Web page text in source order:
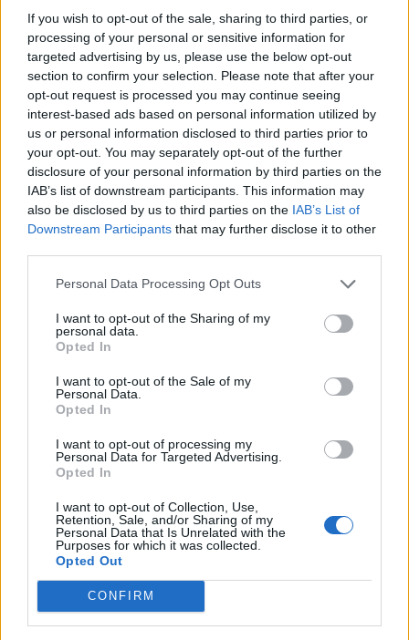
If you wish to opt-out of the sale, sharing to third parties, or
processing of your personal or sensitive information for
targeted advertising by us, please use the below opt-out
section to confirm your selection. Please note that after your
opt-out request is processed you may continue seeing
interest-based ads based on personal information utilized by
us or personal information disclosed to third parties prior to
your opt-out. You may separately opt-out of the further
disclosure of your personal information by third parties on the
IAB’s list of downstream participants. This information may
also be disclosed by us to third parties on the IAB’s List of
Downstream Participants that may further disclose it to other
Personal Data Processing Opt Outs
I want to opt-out of the Sharing of my
personal data.
Opted In
I want to opt-out of the Sale of my
Personal Data.
Opted In
I want to opt-out of processing my
Personal Data for Targeted Advertising.
Opted In
I want to opt-out of Collection, Use,
Retention, Sale, and/or Sharing of my
Personal Data that Is Unrelated with the
Purposes for which it was collected.
Opted Out
CONFIRM
100 ένσημα το τελευταίο 14μηνο χωρίς τους δύο
τελευταίους μήνες και 80 ημέρες εργασίας σε κάθε ένα
από τα δύο προηγούμενα έτη.
Επανεπιδοτούμενοι:
100 ένσημα στο τελευταίο 14μηνο χωρίς τους δύο
τελευταίους μήνες.
Η αίτηση υποβάλλεται ηλεκτρονικά στη ΔΥΠΑ εντός 60
Το επίδομα μπορεί να κοπεί αυτόματα όταν
προσληφθείτε σε επιχείρηση, δεν δηλώσετε παρουσία
ένσταση) ή αρνηθείτε πρόταση εργασίας τρεις φορές
Η σωστή ενημέρωση για τις προϋποθέσεις και τη
διαδικασία είναι το πρώτο βήμα για να εξασφαλίσετε
την τακτική επιδότηση ανεργίας που δικαιούστε.
Επικοινωνήστε με το Τμήμα Οικονομοτεχνικών
Μελετών & Επιδοτούμενων Προγραμμάτων της